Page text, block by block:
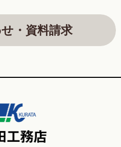
・資料請求